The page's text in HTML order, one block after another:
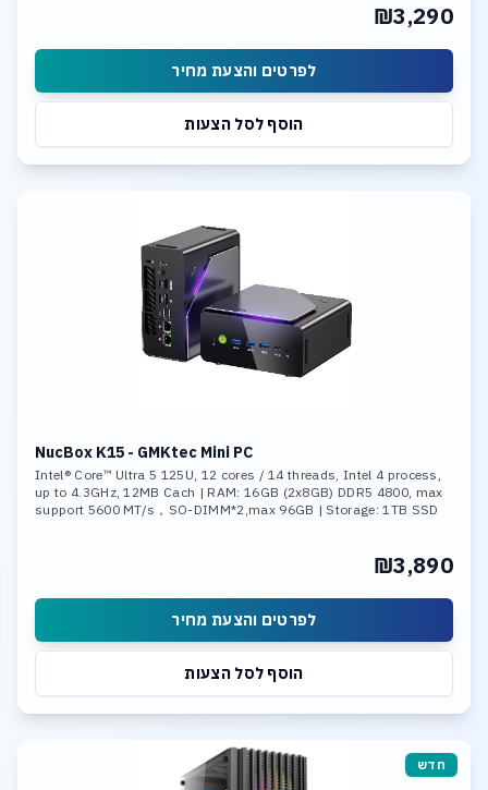
₪3,290
לפרטים והצעת מחיר
הוסף לסל הצעות
NucBox K15 - GMKtec Mini PC
Intel® Core™ Ultra 5 125U, 12 cores / 14 threads, Intel 4 process,
up to 4.3GHz, 12MB Cach | RAM: 16GB (2x8GB) DDR5 4800, max
support 5600 MT/s，SO-DIMM*2,max 96GB | Storage: 1TB SSD
₪3,890
לפרטים והצעת מחיר
הוסף לסל הצעות
חדש